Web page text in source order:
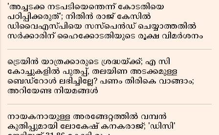
'അച്ചടക്ക നടപടിയെന്തെന്ന് കോടതിയെ
പഠിപ്പിക്കരുത്'; നിതിൻ രാജ് കേസിൽ
ഡിവൈഎസ്പിയെ സസ്പെൻഡ് ചെയ്യാത്തതിൽ
സർക്കാരിന് ഹൈക്കോടതിയുടെ രൂക്ഷ വിമർശനം
ട്രെയിൻ യാത്രക്കാരുടെ ശ്രദ്ധയ്ക്ക്; എ സി
കോച്ചുകളിൽ പുതപ്പ്, തലയിണ അടക്കമുള്ള
ബെഡ്റോൾ ലഭിച്ചില്ലേ? പണം തിരികെ വാങ്ങാം;
അറിയേണ്ട നിയമങ്ങൾ
നായകനായുള്ള അരങ്ങേറ്റത്തിൽ വമ്പൻ
കുതിപ്പുമായി ലോകേഷ് കനകരാജ്; 'ഡിസി'